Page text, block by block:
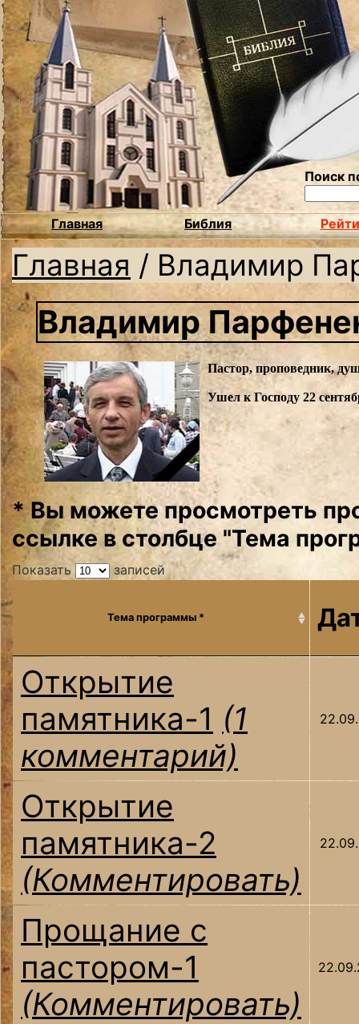
Поиск
Главная Библия
Главная / Владимир
Владимир
Пастор, проповедник,
Ушел к Господу 22
* Вы можете просмотреть
ссылке в столбце "Тема
Показать записей
Тема программы *
Открытие
памятника-1 (1
комментарий)
Открытие
памятника-2
(Комментировать)
Прощание с
пастором-1
(Комментировать)